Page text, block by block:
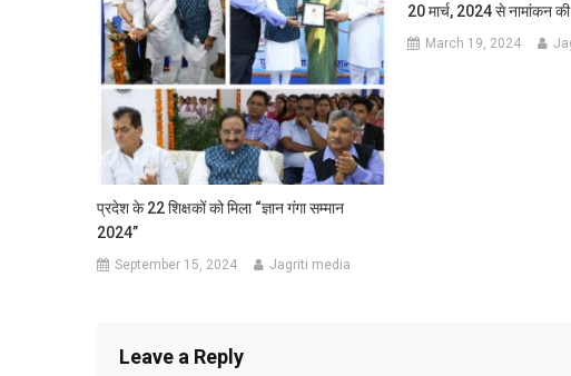
प्रदेश के 22 शिक्षकों को मिला “ज्ञान गंगा सम्मान
2024”
September 15, 2024 Jagriti media
20 मार्च, 2024 से नामांकन
March 19, 2024
Leave a Reply